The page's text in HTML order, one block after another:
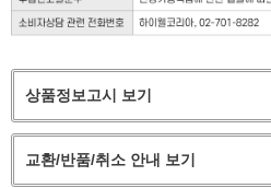
상품정보고시 보기
교환/반품/취소 안내 보기